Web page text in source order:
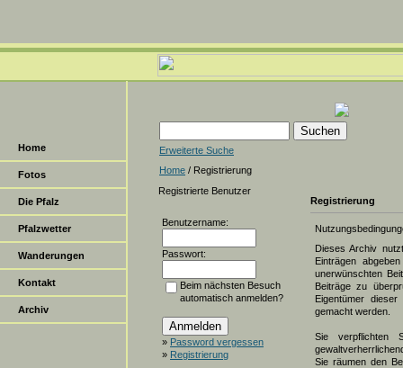
Home
Fotos
Die Pfalz
Pfalzwetter
Wanderungen
Kontakt
Archiv
Erweiterte Suche
Home / Registrierung
Registrierte Benutzer
Benutzername:
Passwort:
Beim nächsten Besuch
automatisch anmelden?
» Password vergessen
» Registrierung
Registrierung
Dieses Archiv
Einträgen
unerwünschten
Beiträge zu
Eigentümer
gemacht werden.
Sie verpflichten
Sie räumen den